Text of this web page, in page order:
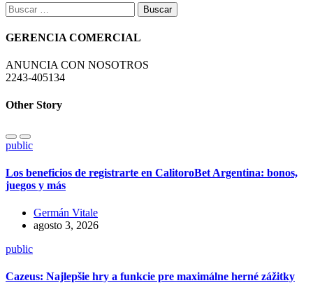
Buscar:
GERENCIA COMERCIAL
ANUNCIA CON NOSOTROS
2243-405134
Other Story
public
Los beneficios de registrarte en CalitoroBet Argentina: bonos,
juegos y más
Germán Vitale
agosto 3, 2026
public
Cazeus: Najlepšie hry a funkcie pre maximálne herné zážitky